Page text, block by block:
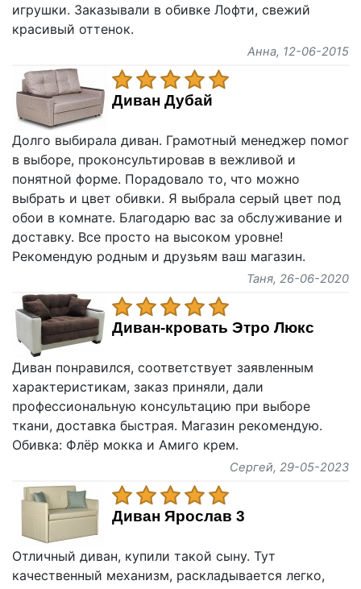
игрушки. Заказывали в обивке Лофти, свежий
красивый оттенок.
Анна, 12-06-2015
Диван Дубай
Долго выбирала диван. Грамотный менеджер помог
в выборе, проконсультировав в вежливой и
понятной форме. Порадовало то, что можно
выбрать и цвет обивки. Я выбрала серый цвет под
обои в комнате. Благодарю вас за обслуживание и
доставку. Все просто на высоком уровне!
Рекомендую родным и друзьям ваш магазин.
Таня, 26-06-2020
Диван-кровать Этро Люкс
Диван понравился, соответствует заявленным
характеристикам, заказ приняли, дали
профессиональную консультацию при выборе
ткани, доставка быстрая. Магазин рекомендую.
Обивка: Флёр мокка и Амиго крем.
Сергей, 29-05-2023
Диван Ярослав 3
Отличный диван, купили такой сыну. Тут
качественный механизм, раскладывается легко,